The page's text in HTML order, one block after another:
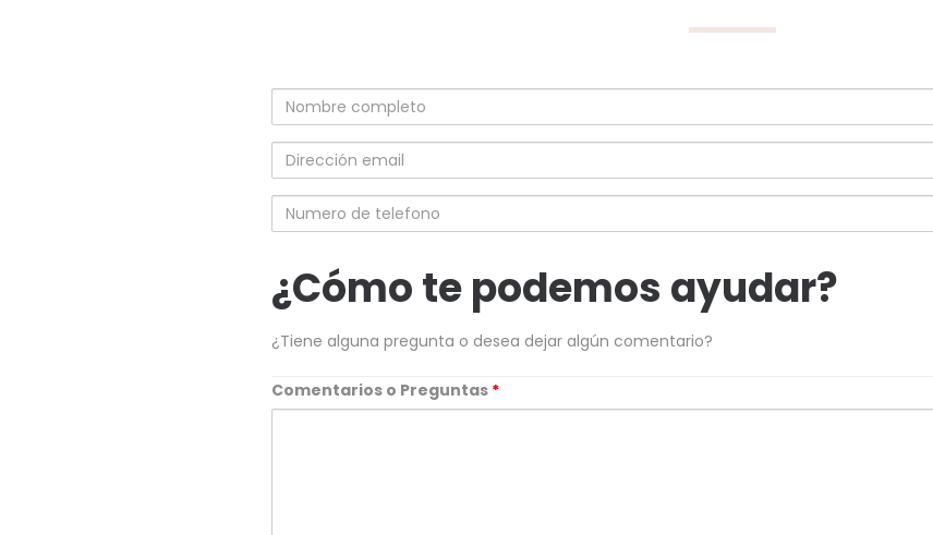
Nombre
completo
Dirección
email
Numero
de
¿Cómo te podemos ayudar?
¿Tiene alguna pregunta o desea dejar algún comentario?
Comentarios o Preguntas *